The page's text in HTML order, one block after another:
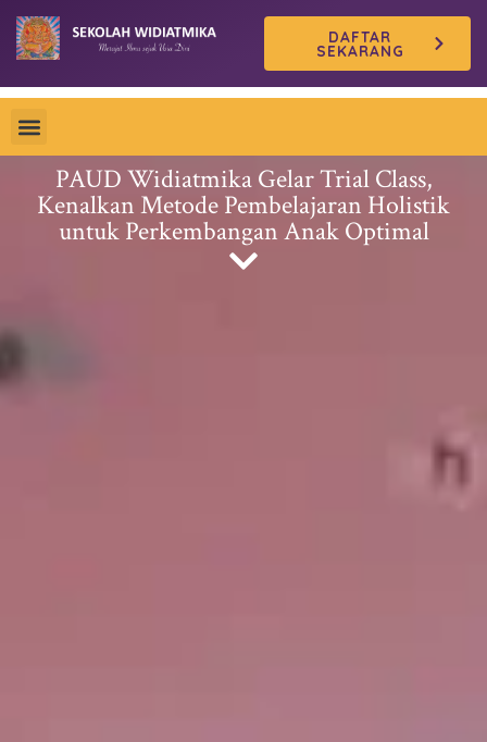
Skip
content
DAFTAR
SEKARANG
PAUD Widiatmika Gelar Trial Class,
Kenalkan Metode Pembelajaran Holistik
untuk Perkembangan Anak Optimal